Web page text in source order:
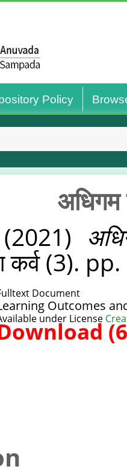
Policy
कर्व (3).
Document
Outcomes
under License